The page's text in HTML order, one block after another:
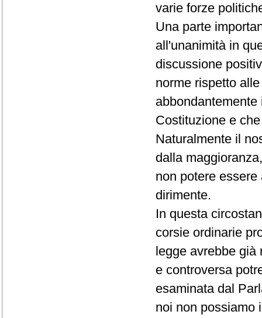
varie forze
Una parte
all'unanimità in
discussione
norme rispetto
Costituzione e
Naturalmente il
dalla
non potere
dirimente.
In questa
corsie ordinarie
legge avrebbe già
e controversa
esaminata dal
noi non possiamo